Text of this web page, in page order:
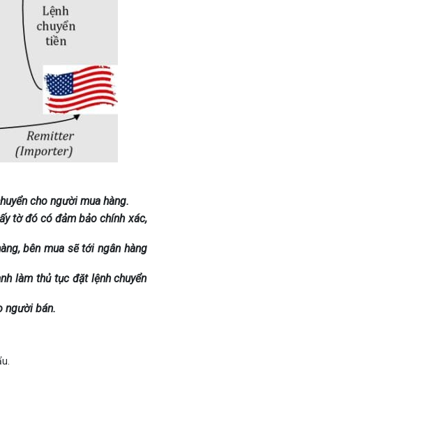
cho người mua hàng.
tờ đó có đảm bảo chính xác,
bên mua sẽ tới ngân hàng
làm thủ tục đặt lệnh chuyển
người bán.